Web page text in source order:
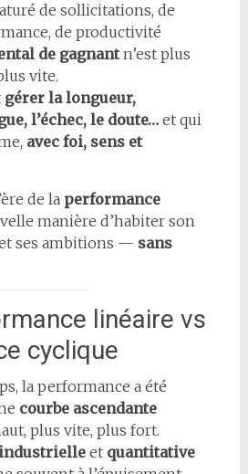
de sollicitations, de
de productivité
de gagnantn’est plus
vite.
gérer la longueur,
l’échec, le doute…et qui
avec foi, sens et
de la performance
manière d’habiter son
ses ambitions — sans
linéaire vs
cyclique
la performance a été
courbe ascendante
plus vite, plus fort.
industrielleet quantitative